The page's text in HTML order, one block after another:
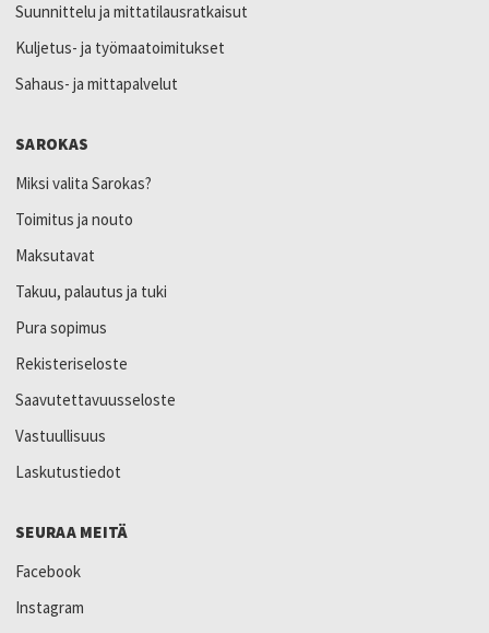
Suunnittelu ja mittatilausratkaisut
Kuljetus- ja työmaatoimitukset
Sahaus- ja mittapalvelut
SAROKAS
Miksi valita Sarokas?
Toimitus ja nouto
Maksutavat
Takuu, palautus ja tuki
Pura sopimus
Rekisteriseloste
Saavutettavuusseloste
Vastuullisuus
Laskutustiedot
SEURAA MEITÄ
Facebook
Instagram